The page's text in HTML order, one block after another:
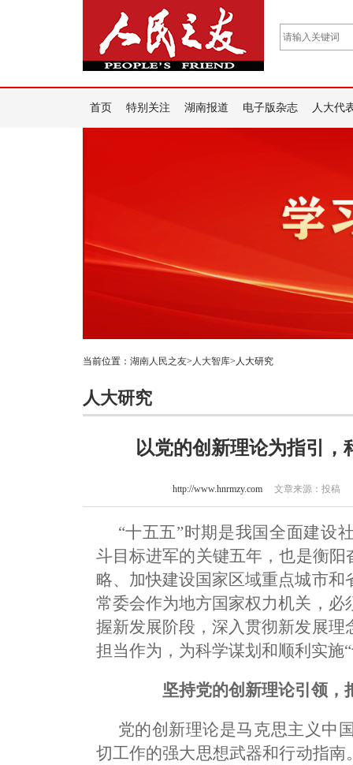
首页 特别关注 湖南报道 电子版杂志 人大代
当前位置： 湖南人民之友> 人大智库>人大研究
人大研究
以党的创新理论为指引，
http://www.hnrmzy.com文章来源：投稿
“十五五”时期是我国全面建设
斗目标进军的关键五年，也是衡
略、加快建设国家区域重点城市
常委会作为地方国家权力机关，
握新发展阶段，深入贯彻新发展
担当作为，为科学谋划和顺利实施
坚持党的创新理论引领，
党的创新理论是马克思主义中
切工作的强大思想武器和行动指